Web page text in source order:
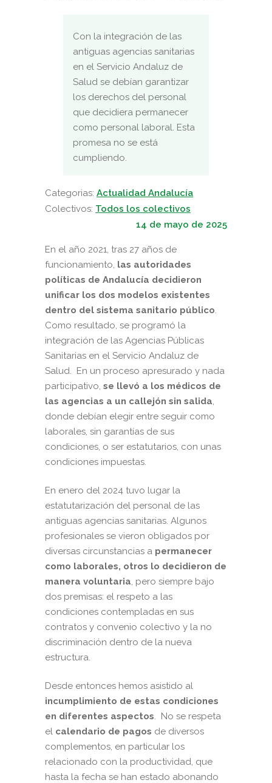
Con la integración de las
antiguas agencias sanitarias
en el Servicio Andaluz de
Salud se debían garantizar
los derechos del personal
que decidiera permanecer
como personal laboral. Esta
promesa no se está
cumpliendo.
Categorias: Actualidad Andalucía
Colectivos: Todos los colectivos
14 de mayo de 2025
En el año 2021, tras 27 años de
funcionamiento, las autoridades
políticas de Andalucía decidieron
unificar los dos modelos existentes
dentro del sistema sanitario público.
Como resultado, se programó la
integración de las Agencias Públicas
Sanitarias en el Servicio Andaluz de
Salud. En un proceso apresurado y nada
participativo, se llevó a los médicos de
las agencias a un callejón sin salida,
donde debían elegir entre seguir como
laborales, sin garantías de sus
condiciones, o ser estatutarios, con unas
condiciones impuestas.
En enero del 2024 tuvo lugar la
estatutarización del personal de las
antiguas agencias sanitarias. Algunos
profesionales se vieron obligados por
diversas circunstancias a permanecer
como laborales, otros lo decidieron de
manera voluntaria, pero siempre bajo
dos premisas: el respeto a las
condiciones contempladas en sus
contratos y convenio colectivo y la no
discriminación dentro de la nueva
estructura.
Desde entonces hemos asistido al
incumplimiento de estas condiciones
en diferentes aspectos. No se respeta
el calendario de pagos de diversos
complementos, en particular los
relacionado con la productividad, que
hasta la fecha se han estado abonando